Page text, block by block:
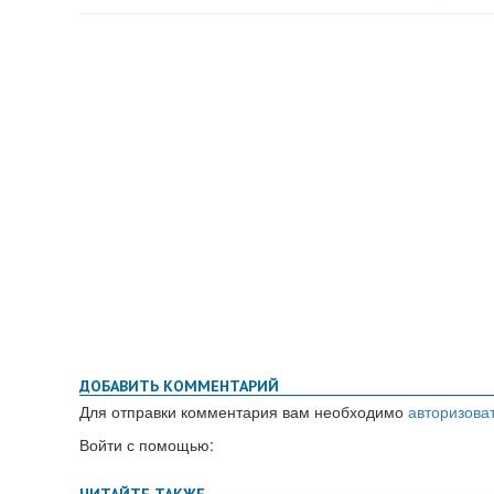
ДОБАВИТЬ КОММЕНТАРИЙ
Для отправки комментария вам необходимо
Войти с помощью: